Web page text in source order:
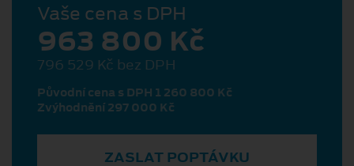
Vaše cena s DPH
963 800 Kč
796 529 Kč bez DPH
Původní cena s DPH 1 260 800 Kč
Zvýhodnění 297 000 Kč
ZASLAT POPTÁVKU